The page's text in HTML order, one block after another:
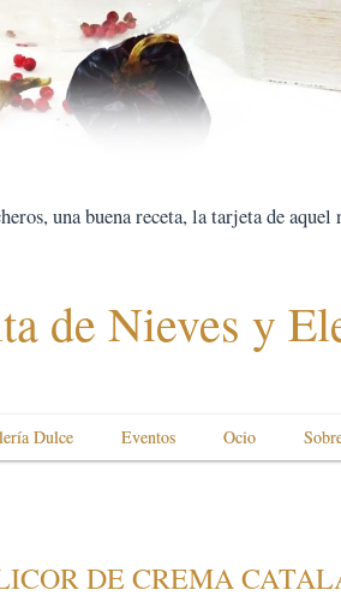
una buena receta, la tarjeta de
de Nieves y
Dulce Eventos Ocio
DE CREMA